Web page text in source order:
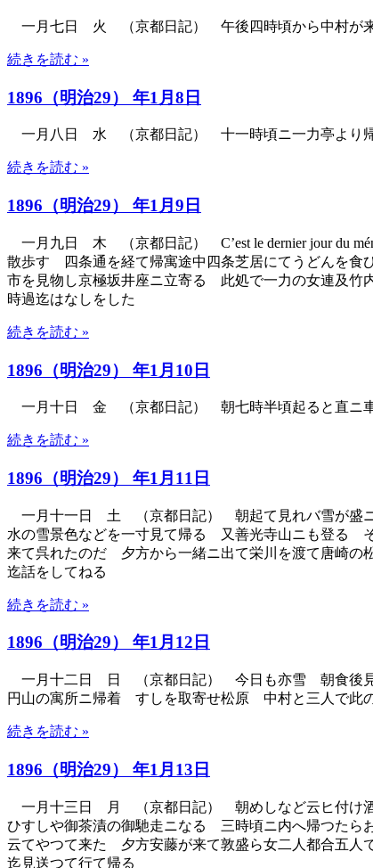
一月七日 火 （京都日記） 午後四時頃から中村が来
続きを読む »
1896（明治29） 年1月8日
一月八日 水 （京都日記） 十一時頃ニ一力亭より帰
続きを読む »
1896（明治29） 年1月9日
一月九日 木 （京都日記） C’est le dernier jour du
散歩す 四条通を経て帰寓途中四条芝居にてうどんを食
市を見物し京極坂井座ニ立寄る 此処で一力の女連及竹
時過迄はなしをした
続きを読む »
1896（明治29） 年1月10日
一月十日 金 （京都日記） 朝七時半頃起ると直ニ
続きを読む »
1896（明治29） 年1月11日
一月十一日 土 （京都日記） 朝起て見れバ雪が盛ニ
水の雪景色などを一寸見て帰る 又善光寺山ニも登る
来て呉れたのだ 夕方から一緒ニ出て栄川を渡て唐崎
迄話をしてねる
続きを読む »
1896（明治29） 年1月12日
一月十二日 日 （京都日記） 今日も亦雪 朝食後見
円山の寓所ニ帰着 すしを取寄せ松原 中村と三人で此
続きを読む »
1896（明治29） 年1月13日
一月十三日 月 （京都日記） 朝めしなど云ヒ付け酒
ひすしや御茶漬の御馳走ニなる 三時頃ニ内へ帰つたら
云てやつて来た 夕方安藤が来て敦盛ら女二人都合五
迄見送つて行て帰る